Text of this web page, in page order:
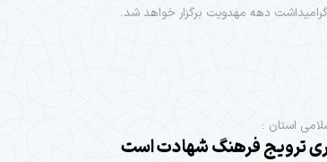
دهه مهدویت برگزار خواهد شد.
استان :
ترویج فرهنگ شهادت است